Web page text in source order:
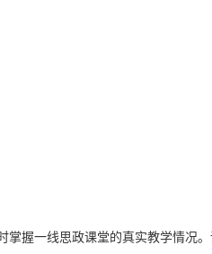
握一线思政课堂的真实教学情况